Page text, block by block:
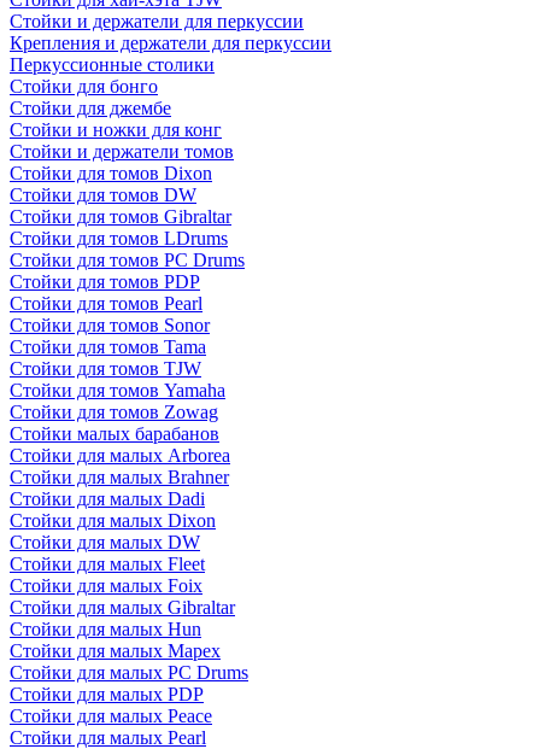
Стойки и держатели для перкуссии
Крепления и держатели для перкуссии
Перкуссионные столики
Стойки для бонго
Стойки для джембе
Стойки и ножки для конг
Стойки и держатели томов
Стойки для томов Dixon
Стойки для томов DW
Стойки для томов Gibraltar
Стойки для томов LDrums
Стойки для томов PC Drums
Стойки для томов PDP
Стойки для томов Pearl
Стойки для томов Sonor
Стойки для томов Tama
Стойки для томов TJW
Стойки для томов Yamaha
Стойки для томов Zowag
Стойки малых барабанов
Стойки для малых Arborea
Стойки для малых Brahner
Стойки для малых Dadi
Стойки для малых Dixon
Стойки для малых DW
Стойки для малых Fleet
Стойки для малых Foix
Стойки для малых Gibraltar
Стойки для малых Hun
Стойки для малых Mapex
Стойки для малых PC Drums
Стойки для малых PDP
Стойки для малых Peace
Стойки для малых Pearl